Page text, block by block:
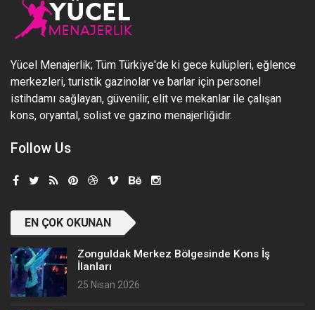
Yücel Menajerlik; Tüm Türkiye'de ki gece kulüpleri, eğlence
merkezleri, turistik gazinolar ve barlar için personel
istihdamı sağlayan, güvenilir, elit ve mekanlar ile çalışan
kons, oryantal, solist ve gazino menajerliğidir.
Follow Us
EN ÇOK OKUNAN
Zonguldak Merkez Bölgesinde Kons İş
İlanları
25 Nisan 2026